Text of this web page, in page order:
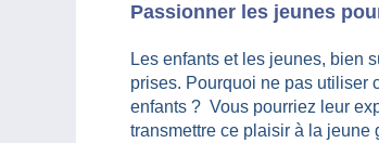
Passionner les jeunes
Les enfants et les jeunes, bien
prises. Pourquoi ne pas utiliser
enfants ? Vous pourriez leur
transmettre ce plaisir à la jeune